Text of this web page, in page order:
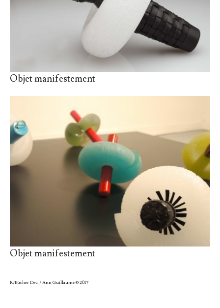
R/Bücher Dev./ Ann Guillaume © 2017
Objet manifestement
Objet manifestement